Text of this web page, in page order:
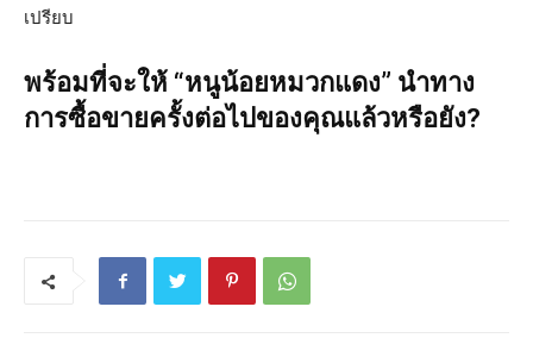
เปรียบ
พร้อมที่จะให้ “หนูน้อยหมวกแดง” นำทาง
การซื้อขายครั้งต่อไปของคุณแล้วหรือยัง?